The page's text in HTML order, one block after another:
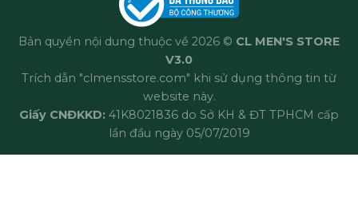
Bản quyền nội dung thuộc về 2026 © CL MEN'S STORE
V3.0
Trích dẫn "clmensstore.com" khi sử dụng thông tin từ
website này.
Giấy CNĐKKD: 41K8021836 do Sở KH & ĐT TPHCM cấp
lần đầu ngày 05/07/2019